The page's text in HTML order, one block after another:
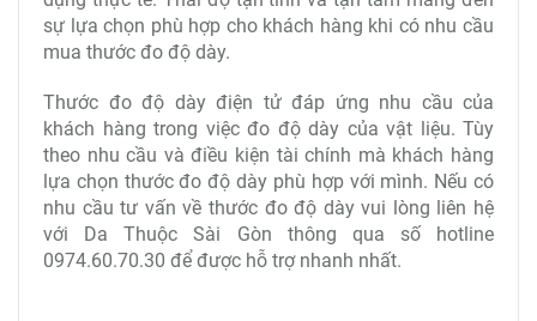
sự lựa chọn phù hợp cho khách hàng khi có nhu cầu
mua thước đo độ dày.
Thước đo độ dày điện tử đáp ứng nhu cầu của
khách hàng trong việc đo độ dày của vật liệu. Tùy
theo nhu cầu và điều kiện tài chính mà khách hàng
lựa chọn thước đo độ dày phù hợp với mình. Nếu có
nhu cầu tư vấn về thước đo độ dày vui lòng liên hệ
với Da Thuộc Sài Gòn thông qua số hotline
0974.60.70.30 để được hỗ trợ nhanh nhất.